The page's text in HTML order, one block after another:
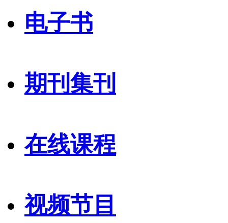
电子书
期刊集刊
在线课程
视频节目